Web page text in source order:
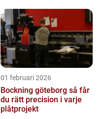
01 februari 2026
Bockning göteborg så får
du rätt precision i varje
plåtprojekt